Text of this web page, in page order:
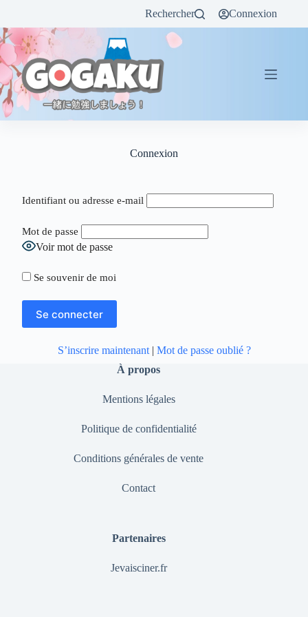
Rechercher Connexion
Connexion
Identifiant ou adresse e-mail
Mot de passe
Voir mot de passe
Se souvenir de moi
S’inscrire maintenant| Mot de passe oublié ?
À propos
Mentions légales
Politique de confidentialité
Conditions générales de vente
Contact
Partenaires
Jevaisciner.fr